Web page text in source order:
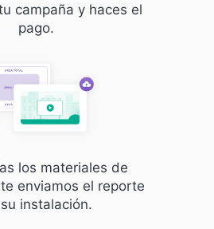
campaña y haces el
pago.
los materiales de
enviamos el reporte
instalación.